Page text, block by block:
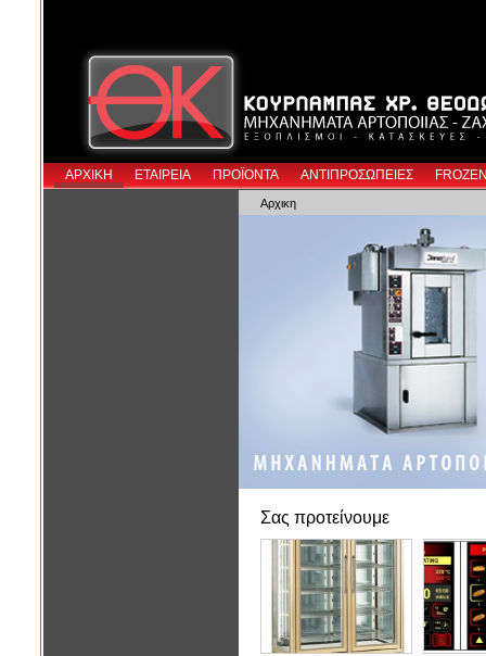
ΑΡΧΙΚΗ ΕΤΑΙΡΕΙΑ ΠΡΟΪΟΝΤΑ ΑΝΤΙΠΡΟΣΩΠΕΙΕΣ
Αρχικη
Σας προτείνουμε